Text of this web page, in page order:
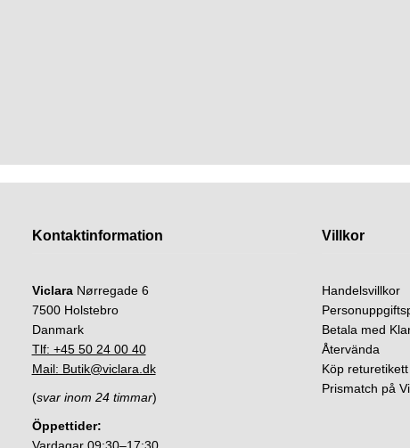
Kontaktinformation
Viclara Nørregade 6
7500 Holstebro
Danmark
Tlf: +45 50 24 00 40
Mail: Butik@viclara.dk
(svar inom 24 timmar)
Öppettider:
Vardagar 09:30–17:30
Villkor
Handelsvillkor
Betala med
Återvända
Köp returetikett
Prismatch på